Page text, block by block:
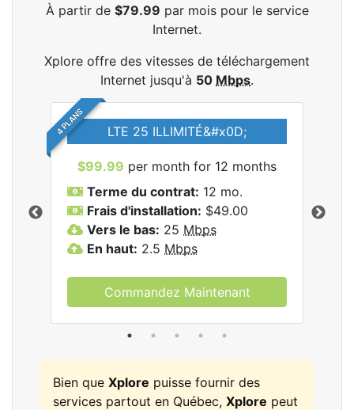
À partir de $79.99 par mois pour le service
Internet.
Xplore offre des vitesses de téléchargement
Internet jusqu'à 50 Mbps.
4 PLANS LTE 25 ILLIMITÉ&#x0D;
$99.99 per month for 12 months
Terme du contrat: 12 mo.
Frais d'installation: $49.00
Vers le bas: 25 Mbps
En haut: 2.5 Mbps
Commandez Maintenant
Bien que Xplore puisse fournir des
services partout en Québec, Xplore peut